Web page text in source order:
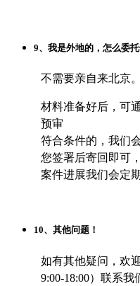
9、我是外地的，怎么委
不需要亲自来北京
材料准备好后，可
预审
符合条件的，我们
您签署后寄回即可
案件进展我们会定
10、其他问题！
如有其他疑问，欢
9:00-18:00）联系我